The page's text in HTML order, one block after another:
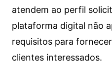
atendem ao perfil
plataforma digital não
requisitos para
clientes interessados.